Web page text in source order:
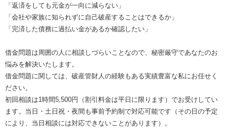
「返済をしても元金が一向に減らない」
「会社や家族に知られずに自己破産することはできるか」
「完済した債務に過払い金があるか確認したい」
借金問題は周囲の人に相談しづらいことなので、秘密厳守であなたのお
悩みを解決いたします。
借金問題に関しては、破産管財人の経験もある実績豊富な私にお任せく
ださい。
初回相談は1時間5,500円（割引料金は平日に限ります）でお受けしてい
ます。当日・土日祝・夜間も事前予約制で対応可能です（その日の予定
により、当日相談には対応できないことがあります）。